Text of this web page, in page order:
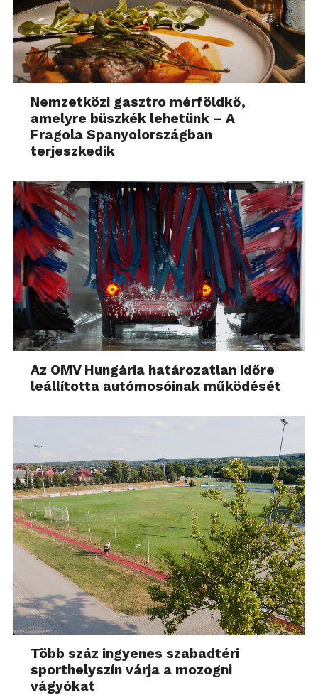
Nemzetközi gasztro mérföldkő,
amelyre büszkék lehetünk – A
Fragola Spanyolországban
terjeszkedik
Az OMV Hungária határozatlan időre
leállította autómosóinak működését
Több száz ingyenes szabadtéri
sporthelyszín várja a mozogni
vágyókat